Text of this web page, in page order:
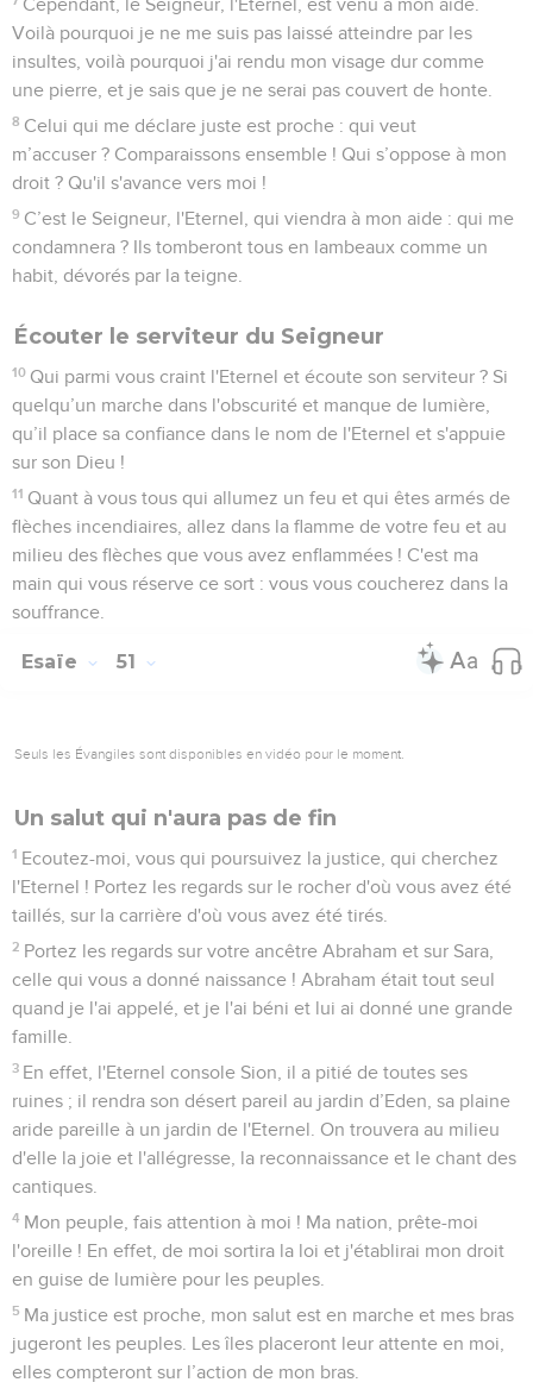
Cependant, le Seigneur, l'Eternel, est venu à mon aide.
Voilà pourquoi je ne me suis pas laissé atteindre par les
insultes, voilà pourquoi j'ai rendu mon visage dur comme
une pierre, et je sais que je ne serai pas couvert de honte.
8 Celui qui me déclare juste est proche : qui veut
m’accuser ? Comparaissons ensemble ! Qui s’oppose à mon
droit ? Qu'il s'avance vers moi !
9 C’est le Seigneur, l'Eternel, qui viendra à mon aide : qui me
condamnera ? Ils tomberont tous en lambeaux comme un
habit, dévorés par la teigne.
Écouter le serviteur du Seigneur
10 Qui parmi vous craint l'Eternel et écoute son serviteur ? Si
quelqu’un marche dans l'obscurité et manque de lumière,
qu’il place sa confiance dans le nom de l'Eternel et s'appuie
sur son Dieu !
11 Quant à vous tous qui allumez un feu et qui êtes armés de
flèches incendiaires, allez dans la flamme de votre feu et au
milieu des flèches que vous avez enflammées ! C'est ma
main qui vous réserve ce sort : vous vous coucherez dans la
souffrance.
Esaïe 51
Seuls les Évangiles sont disponibles en vidéo pour le moment.
Un salut qui n'aura pas de fin
1 Ecoutez-moi, vous qui poursuivez la justice, qui cherchez
l'Eternel ! Portez les regards sur le rocher d'où vous avez été
taillés, sur la carrière d'où vous avez été tirés.
2 Portez les regards sur votre ancêtre Abraham et sur Sara,
celle qui vous a donné naissance ! Abraham était tout seul
quand je l'ai appelé, et je l'ai béni et lui ai donné une grande
famille.
3 En effet, l'Eternel console Sion, il a pitié de toutes ses
ruines ; il rendra son désert pareil au jardin d’Eden, sa plaine
aride pareille à un jardin de l'Eternel. On trouvera au milieu
d'elle la joie et l'allégresse, la reconnaissance et le chant des
cantiques.
4 Mon peuple, fais attention à moi ! Ma nation, prête-moi
l'oreille ! En effet, de moi sortira la loi et j'établirai mon droit
en guise de lumière pour les peuples.
5 Ma justice est proche, mon salut est en marche et mes bras
jugeront les peuples. Les îles placeront leur attente en moi,
elles compteront sur l’action de mon bras.